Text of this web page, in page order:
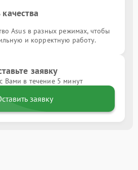
Asus в разных режимах, чтобы
и корректную работу.
заявку
Вами в течение 5 минут
заявку